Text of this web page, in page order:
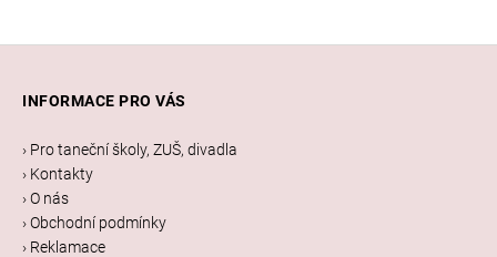
INFORMACE PRO VÁS
› Pro taneční školy, ZUŠ, divadla
› Kontakty
› O nás
› Obchodní podmínky
› Reklamace